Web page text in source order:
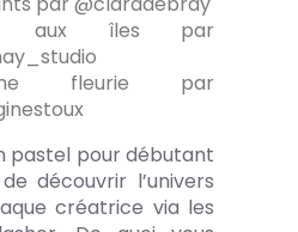
aux îles par
fleurie par
pastel pour débutant
découvrir l’univers
créatrice via les